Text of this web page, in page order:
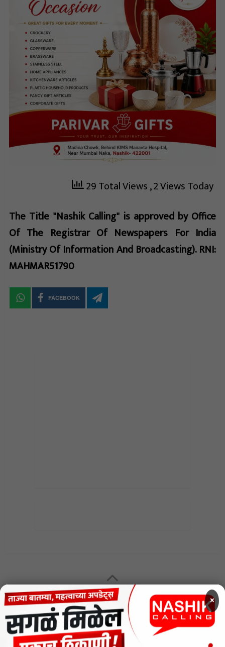
29 Total Views, 2 Views Today
The Title "Nashik Calling" is approved by Office
Of The Registrar Of Newspapers For India
(Ministry Of Information And Broadcasting). RNI:
MAHMAR51790
FACEBOOK
MENU
CODE OF ETHICS FOR DIGITAL NEWS WEBSITES
×